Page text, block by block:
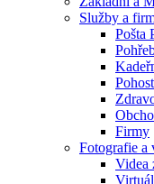
Služby a
Pošta
Firmy
Fotografie a
Videa